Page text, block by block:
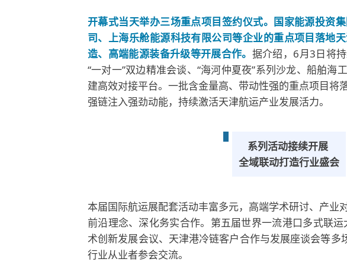
开幕式当天举办三场重点项目签约仪式。国家能源投资
司、上海乐舱能源科技有限公司等企业的重点项目落地
造、高端能源装备升级等开展合作。 据介绍，6月3日将
“一对一”双边精准会谈、“海河仲夏夜”系列沙龙、船舶海
建高效对接平台。一批含金量高、带动性强的重点项目将
强链注入强劲动能，持续激活天津航运产业发展活力。
系列活动接续开展
全域联动打造行业盛会
本届国际航运展配套活动丰富多元，高端学术研讨、产业
前沿理念、深化务实合作。第五届世界一流港口多式联
术创新发展会议、天津港冷链客户合作与发展座谈会等多
行业从业者参会交流。